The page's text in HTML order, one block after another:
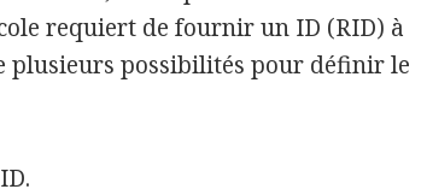
requiert de fournir un ID (RID) à
plusieurs possibilités pour définir le